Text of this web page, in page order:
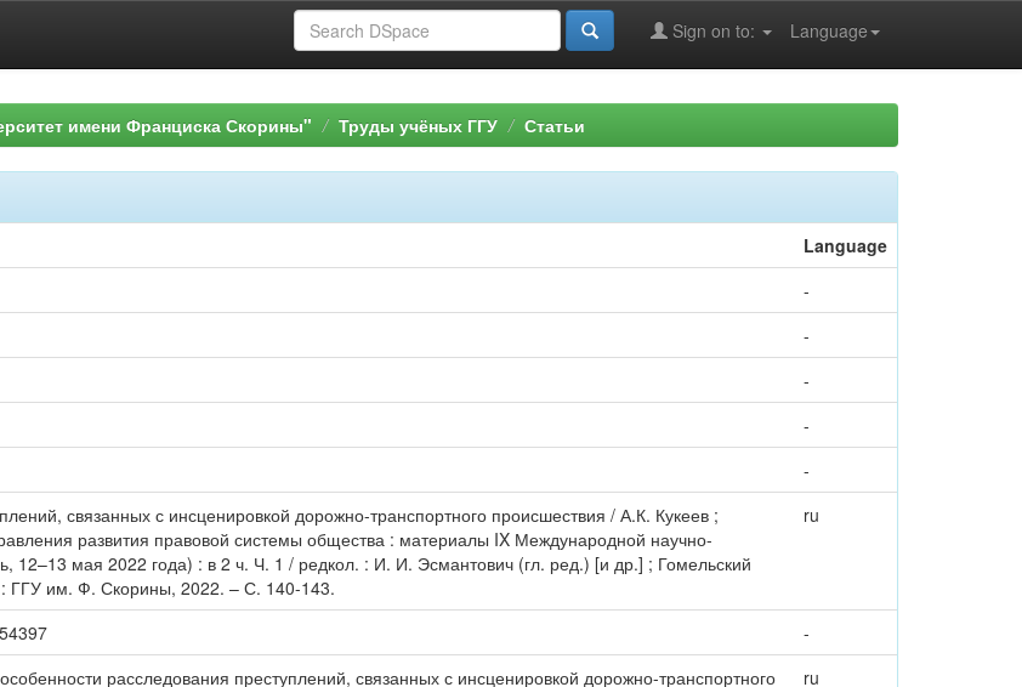
Language
Sign on to:
имени Франциска Скорины" Труды учёных ГГУ Статьи
Language
-
-
-
-
-
связанных с инсценировкой дорожно-транспортного происшествия / А.К. Кукеев ;
развития правовой системы общества : материалы IX Международной научно-
12–13 мая 2022 года) : в 2 ч. Ч. 1 / редкол. : И. И. Эсмантович (гл. ред.) [и др.] ; Гомельский
ГГУ им. Ф. Скорины, 2022. – С. 140-143.
ru
-
расследования преступлений, связанных с инсценировкой дорожно-транспортного
ru